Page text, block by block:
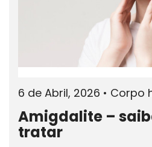
6 de Abril, 2026 • Corpo
Amigdalite –
tratar